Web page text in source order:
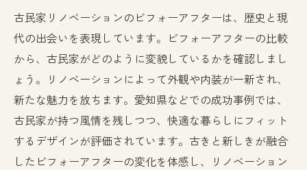
古民家リノベーションのビフォーアフターは、歴史と現
代の出会いを表現しています。ビフォーアフターの比較
から、古民家がどのように変貌しているかを確認しまし
ょう。リノベーションによって外観や内装が一新され、
新たな魅力を放ちます。愛知県などでの成功事例では、
古民家が持つ風情を残しつつ、快適な暮らしにフィット
するデザインが評価されています。古きと新しきが融合
したビフォーアフターの変化を体感し、リノベーション